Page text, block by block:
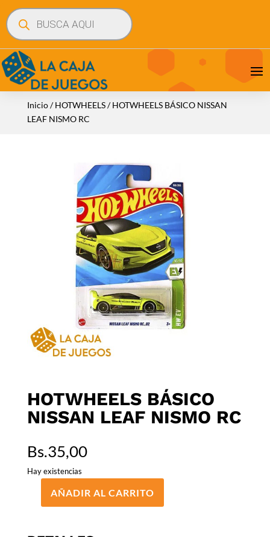
Búsqueda
de
productos
Inicio/HOTWHEELS/ HOTWHEELS BÁSICO NISSAN
LEAF NISMO RC
HOTWHEELS BÁSICO
NISSAN LEAF NISMO RC
Bs.35,00
Hay existencias
HOTWHEELS
AÑADIR AL CARRITO